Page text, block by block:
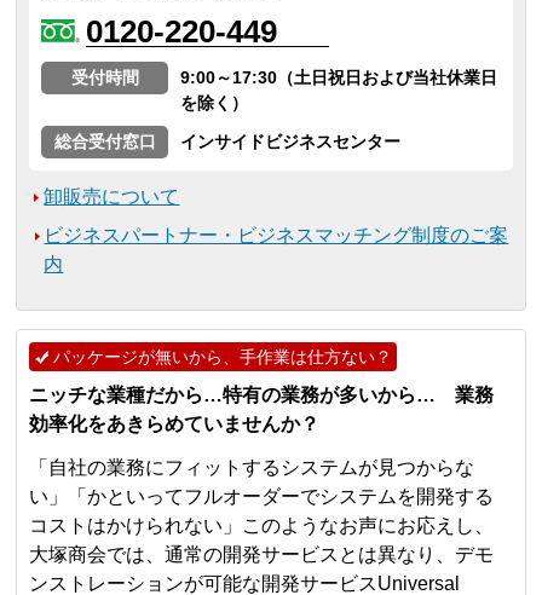
0120-220-449
受付時間
9:00～17:30（土日祝日および当社休業日
を除く）
総合受付窓口
インサイドビジネスセンター
卸販売について
ビジネスパートナー・ビジネスマッチング制度のご案
内
パッケージが無いから、手作業は仕方ない？
ニッチな業種だから…特有の業務が多いから… 業務
効率化をあきらめていませんか？
「自社の業務にフィットするシステムが見つからな
い」「かといってフルオーダーでシステムを開発する
コストはかけられない」このようなお声にお応えし、
大塚商会では、通常の開発サービスとは異なり、デモ
ンストレーションが可能な開発サービスUniversal